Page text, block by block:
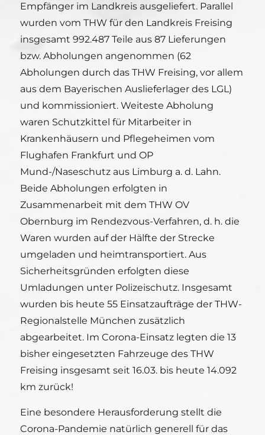
Empfänger im Landkreis ausgeliefert. Parallel
wurden vom THW für den Landkreis Freising
insgesamt 992.487 Teile aus 87 Lieferungen
bzw. Abholungen angenommen (62
Abholungen durch das THW Freising, vor allem
aus dem Bayerischen Auslieferlager des LGL)
und kommissioniert. Weiteste Abholung
waren Schutzkittel für Mitarbeiter in
Krankenhäusern und Pflegeheimen vom
Flughafen Frankfurt und OP
Mund-/Naseschutz aus Limburg a. d. Lahn.
Beide Abholungen erfolgten in
Zusammenarbeit mit dem THW OV
Obernburg im Rendezvous-Verfahren, d. h. die
Waren wurden auf der Hälfte der Strecke
umgeladen und heimtransportiert. Aus
Sicherheitsgründen erfolgten diese
Umladungen unter Polizeischutz. Insgesamt
wurden bis heute 55 Einsatzaufträge der THW-
Regionalstelle München zusätzlich
abgearbeitet. Im Corona-Einsatz legten die 13
bisher eingesetzten Fahrzeuge des THW
Freising insgesamt seit 16.03. bis heute 14.092
km zurück!
Eine besondere Herausforderung stellt die
Corona-Pandemie natürlich generell für das